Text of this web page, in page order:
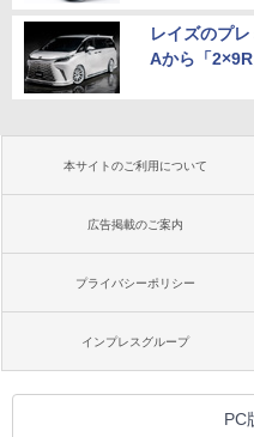
レイズのプ
Aから「2×9R
本サイトのご利用について
広告掲載のご案内
プライバシーポリシー
インプレスグループ
PC